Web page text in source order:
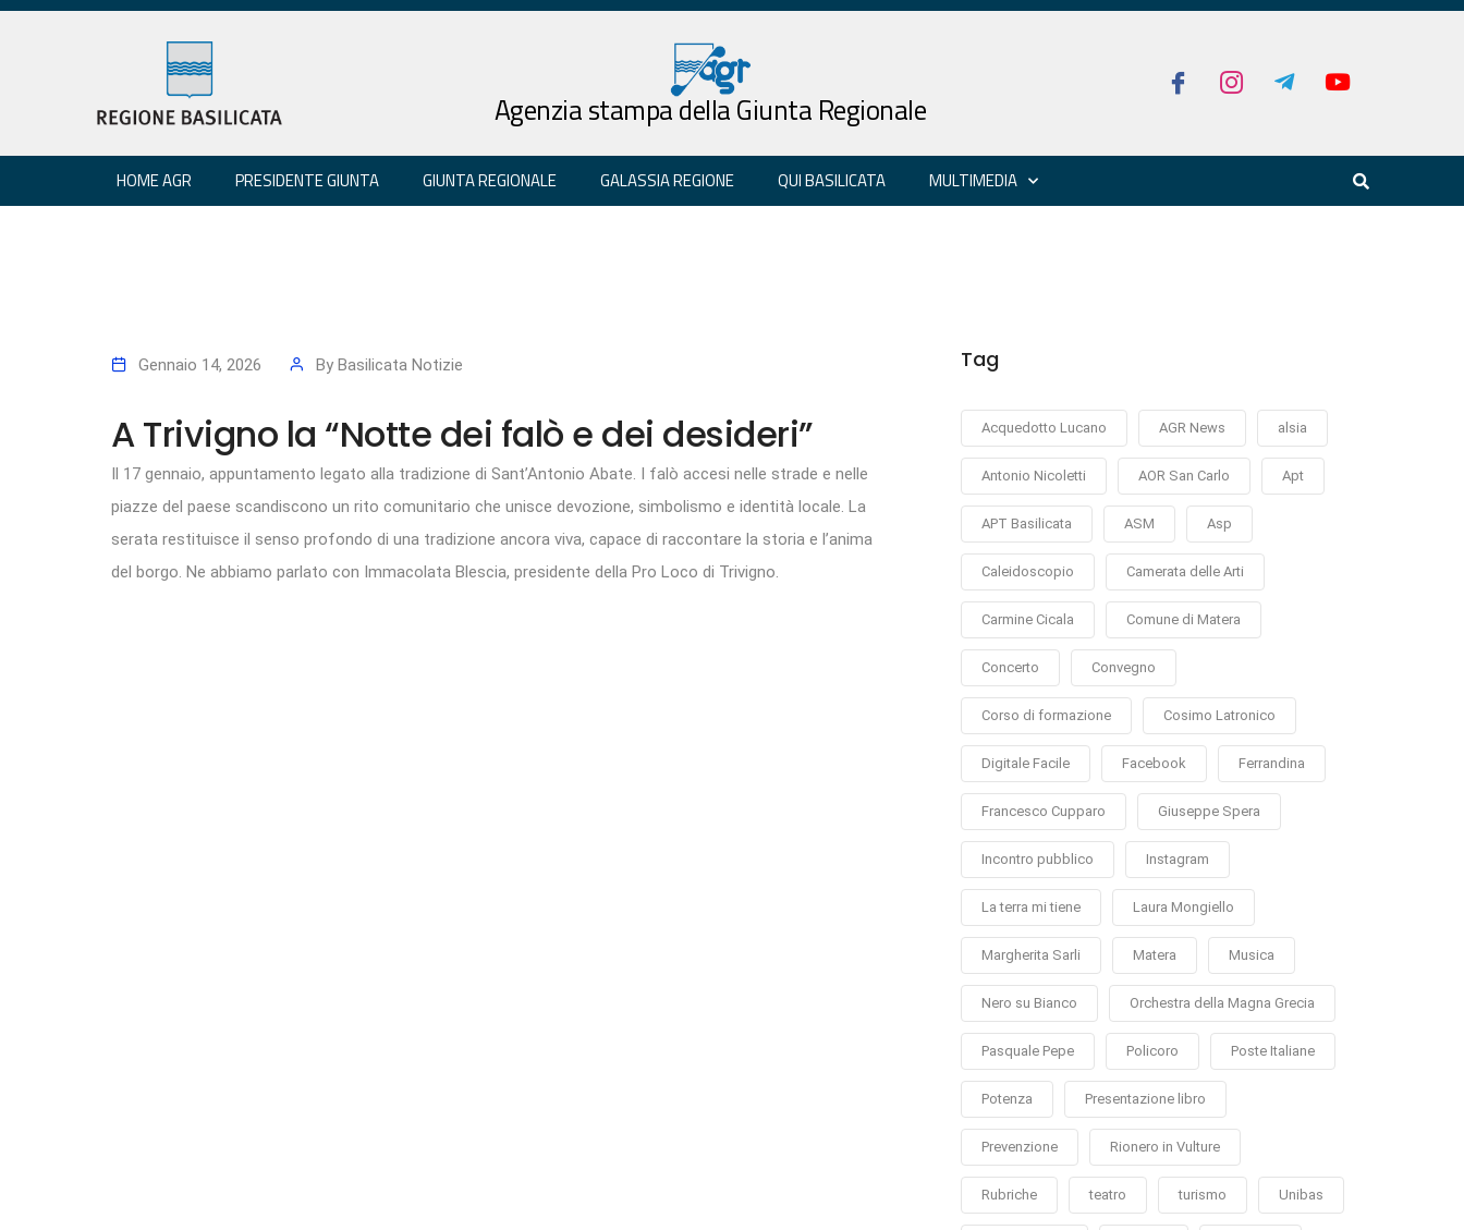
Agenzia stampa della Giunta Regionale
HOME AGR PRESIDENTE GIUNTA GIUNTA REGIONALE GALASSIA REGIONE QUI BASILICATA MULTIMEDIA
Gennaio 14, 2026 By Basilicata Notizie
A Trivigno la “Notte dei falò e dei desideri”
Il 17 gennaio, appuntamento legato alla tradizione di Sant’Antonio Abate. I falò accesi nelle strade e nelle
piazze del paese scandiscono un rito comunitario che unisce devozione, simbolismo e identità locale. La
serata restituisce il senso profondo di una tradizione ancora viva, capace di raccontare la storia e l’anima
del borgo. Ne abbiamo parlato con Immacolata Blescia, presidente della Pro Loco di Trivigno.
Tag
Acquedotto Lucano AGR News alsia
Antonio Nicoletti AOR San Carlo Apt
APT Basilicata ASM Asp
Caleidoscopio Camerata delle Arti
Carmine Cicala Comune di Matera
Concerto Convegno
Corso di formazione Cosimo Latronico
Digitale Facile Facebook Ferrandina
Francesco Cupparo Giuseppe Spera
Incontro pubblico Instagram
La terra mi tiene Laura Mongiello
Margherita Sarli Matera Musica
Nero su Bianco Orchestra della Magna Grecia
Pasquale Pepe Policoro Poste Italiane
Potenza Presentazione libro
Prevenzione Rionero in Vulture
Rubriche teatro turismo Unibas